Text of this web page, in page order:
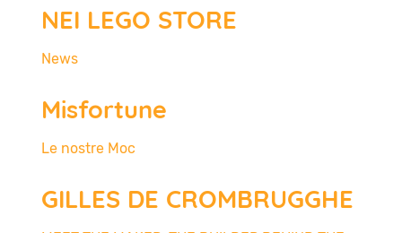
NEI LEGO STORE
News
Misfortune
Le nostre Moc
GILLES DE CROMBRUGGHE